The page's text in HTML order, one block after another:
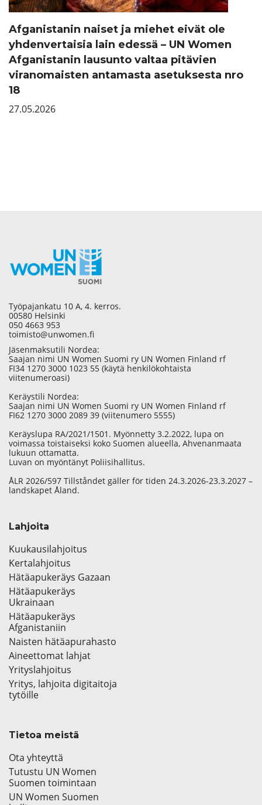
Afganistanin naiset ja miehet eivät ole
yhdenvertaisia lain edessä – UN Women
Afganistanin lausunto valtaa pitävien
viranomaisten antamasta asetuksesta nro
18
27.05.2026
Työpajankatu 10 A, 4. kerros.
00580 Helsinki
050 4663 953
toimisto@unwomen.fi
Jäsenmaksutili Nordea:
Saajan nimi UN Women Suomi ry UN Women Finland rf
FI34 1270 3000 1023 55 (käytä henkilökohtaista
viitenumeroasi)
Keräystili Nordea:
Saajan nimi UN Women Suomi ry UN Women Finland rf
FI62 1270 3000 2089 39 (viitenumero 5555)
Keräyslupa RA/2021/1501. Myönnetty 3.2.2022, lupa on
voimassa toistaiseksi koko Suomen alueella, Ahvenanmaata
lukuun ottamatta.
Luvan on myöntänyt Poliisihallitus.
ÅLR 2026/597 Tillståndet gäller för tiden 24.3.2026-23.3.2027 –
landskapet Åland.
Lahjoita
Kuukausilahjoitus
Kertalahjoitus
Hätäapukeräys Gazaan
Hätäapukeräys
Ukrainaan
Hätäapukeräys
Afganistaniin
Naisten hätäapurahasto
Aineettomat lahjat
Yrityslahjoitus
Yritys, lahjoita digitaitoja
tytöille
Tietoa meistä
Ota yhteyttä
Tutustu UN Women
Suomen toimintaan
UN Women Suomen